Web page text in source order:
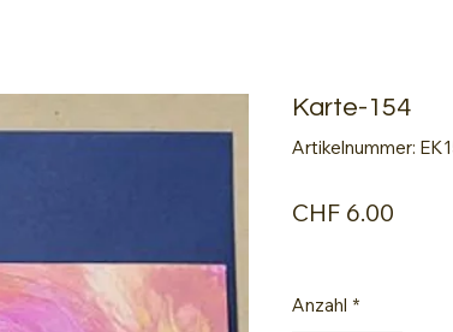
Karte-154
Artikelnummer:
CHF 6.00
Anzahl *